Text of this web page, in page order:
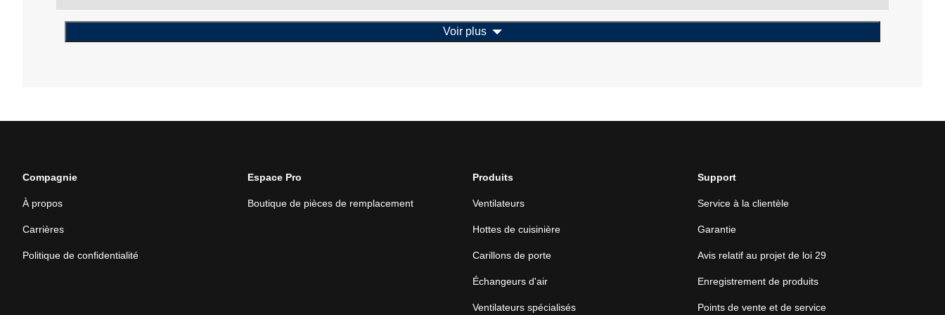
Voir plus
Compagnie
À propos
Carrières
Politique de confidentialité
Espace Pro
Boutique de pièces de remplacement
Produits
Ventilateurs
Hottes de cuisinière
Carillons de porte
Échangeurs d'air
Ventilateurs spécialisés
Support
Service à la clientèle
Garantie
Avis relatif au projet de loi 29
Enregistrement de produits
Points de vente et de service